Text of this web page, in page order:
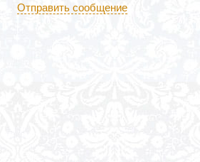
Отправить сообщение